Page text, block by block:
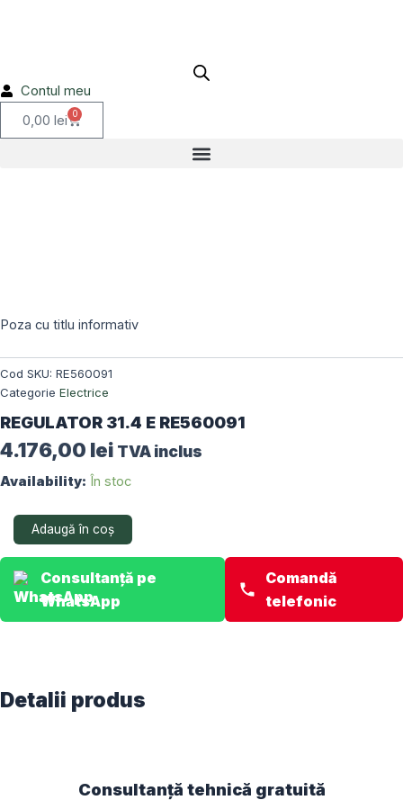
Contul meu
0,00 lei 0
Cart
Poza cu titlu informativ
Cod SKU: RE560091
Categorie Electrice
REGULATOR 31.4 E RE560091
4.176,00 lei TVA inclus
Availability: În stoc
Cantitate
31.4
Adaugă în coș
Consultanță pe
WhatsApp
Comandă
telefonic
Detalii produs
Consultanță tehnică gratuită